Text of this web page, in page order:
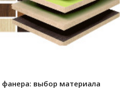
выбор материала